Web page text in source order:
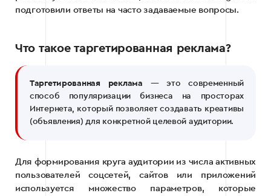
подготовили ответы на часто задаваемые вопросы.
Что такое таргетированная реклама?
Таргетированная реклама — это современный
способ популяризации бизнеса на просторах
Интернета, который позволяет создавать креативы
(объявления) для конкретной целевой аудитории.
Для формирования круга аудитории из числа активных
пользователей соцсетей, сайтов или приложений
используется множество параметров, которые